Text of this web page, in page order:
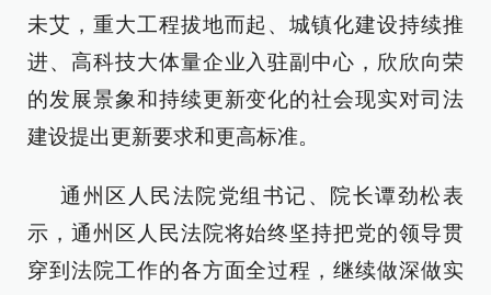
未艾，重大工程拔地而起、城镇化建设持续推
进、高科技大体量企业入驻副中心，欣欣向荣
的发展景象和持续更新变化的社会现实对司法
建设提出更新要求和更高标准。
通州区人民法院党组书记、院长谭劲松表
示，通州区人民法院将始终坚持把党的领导贯
穿到法院工作的各方面全过程，继续做深做实